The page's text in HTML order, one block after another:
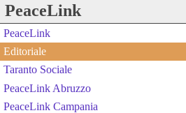
PeaceLink
PeaceLink
Editoriale
Taranto Sociale
PeaceLink Abruzzo
PeaceLink Campania